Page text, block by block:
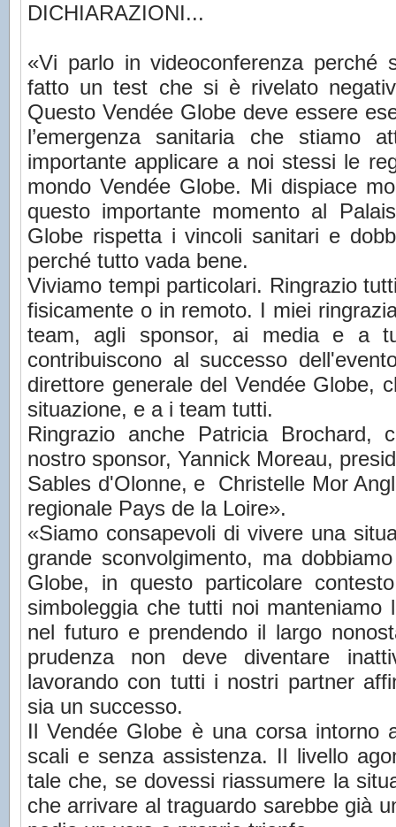
DICHIARAZIONI...
«Vi parlo in videoconferenza perché
fatto un test che si è rivelato
Questo Vendée Globe deve essere
l’emergenza sanitaria che stiamo
importante applicare a noi stessi le
mondo Vendée Globe. Mi dispiace
questo importante momento al
Globe rispetta i vincoli sanitari e
perché tutto vada bene.
Viviamo tempi particolari. Ringrazio
fisicamente o in remoto. I miei
team, agli sponsor, ai media e a
contribuiscono al successo
direttore generale del Vendée Globe,
situazione, e a i team tutti.
Ringrazio anche Patricia Brochard,
nostro sponsor, Yannick Moreau,
Sables d'Olonne, e Christelle Mor
regionale Pays de la Loire».
«Siamo consapevoli di vivere una
grande sconvolgimento, ma
Globe, in questo particolare
simboleggia che tutti noi manteniamo
nel futuro e prendendo il largo
prudenza non deve diventare
lavorando con tutti i nostri partner
sia un successo.
Il Vendée Globe è una corsa intorno
scali e senza assistenza. Il livello
tale che, se dovessi riassumere la
che arrivare al traguardo sarebbe già